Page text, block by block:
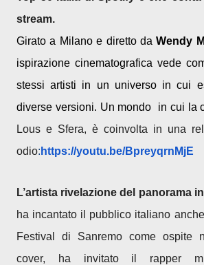
stream.
Girato a Milano e diretto da Wendy
ispirazione cinematografica vede
stessi artisti in un universo in cui
diverse versioni. Un mondo in cui la
Lous e Sfera, è coinvolta in una
odio: https://youtu.be/BpreyqrnMjE
L’artista rivelazione del panorama
ha incantato il pubblico italiano
Festival di Sanremo come ospite
cover, ha invitato il rapper